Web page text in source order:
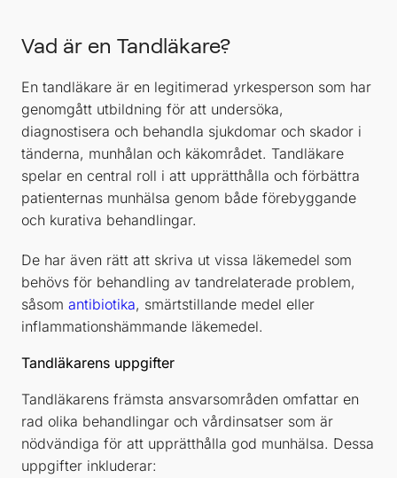
Vad är en Tandläkare?
En tandläkare är en legitimerad yrkesperson som har
genomgått utbildning för att undersöka,
diagnostisera och behandla sjukdomar och skador i
tänderna, munhålan och käkområdet. Tandläkare
spelar en central roll i att upprätthålla och förbättra
patienternas munhälsa genom både förebyggande
och kurativa behandlingar.
De har även rätt att skriva ut vissa läkemedel som
behövs för behandling av tandrelaterade problem,
såsom antibiotika, smärtstillande medel eller
inflammationshämmande läkemedel.
Tandläkarens uppgifter
Tandläkarens främsta ansvarsområden omfattar en
rad olika behandlingar och vårdinsatser som är
nödvändiga för att upprätthålla god munhälsa. Dessa
uppgifter inkluderar: